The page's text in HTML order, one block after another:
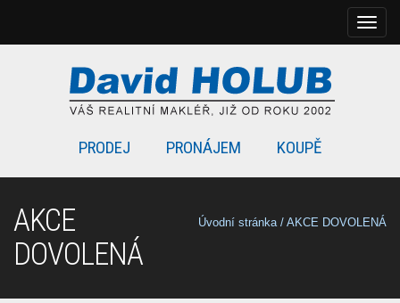
PRODEJ PRONÁJEM KOUPĚ
Úvodní stránka/ AKCE DOVOLENÁ
AKCE
DOVOLENÁ